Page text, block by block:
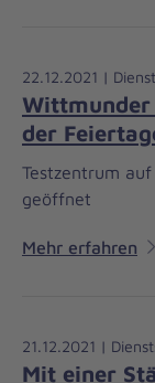
22.12.2021 |
der
Testzentrum
geöffnet
Mehr erfahren
21.12.2021 |
Mit einer